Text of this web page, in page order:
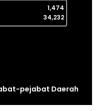
1,474
34,232
pejabat Daerah